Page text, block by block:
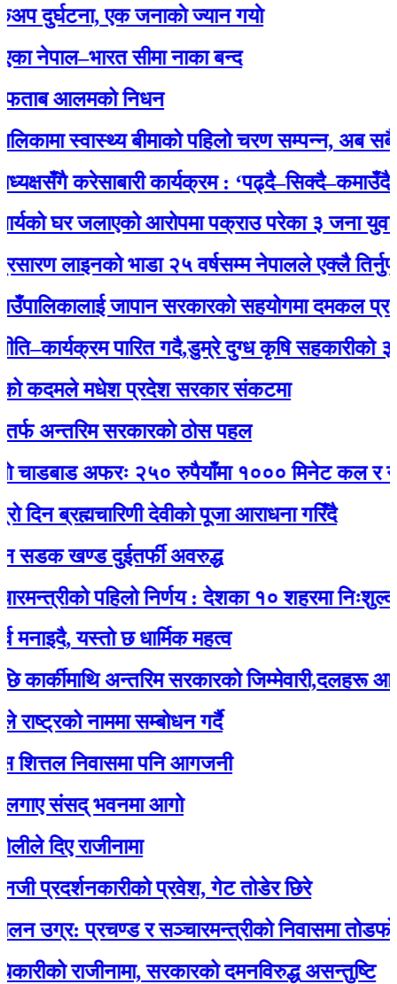
एक जनाकाे ज्यान गयाे
सीमा नाका बन्द
आलमको निधन
स्वास्थ्य बीमाको पहिलो चरण सम्पन्न, अब सबै
करेसाबारी कार्यक्रम : ‘पढ्दै–सिक्दै–कमाउँदै’
घर जलाएको आरोपमा पक्राउ परेका ३ जना
भाडा २५ वर्षसम्म नेपालले एक्‍लै तिर्नुपर्ने’
जापान सरकारको सहयोगमा दमकल प्रदान
पारित गदै,डुम्रे दुग्ध कृषि सहकारीको ३२ औं
मधेश प्रदेश सरकार संकटमा
सरकारको ठोस पहल
अफरः २५० रुपैयाँमा १००० मिनेट कल र नेट
ब्रह्मचारिणी देवीको पूजा आराधना गरिँदै
खण्ड दुईतर्फी अवरुद्ध
पहिलो निर्णय : देशका १० शहरमा निःशुल्क
यस्तो छ धार्मिक महत्व
अन्तरिम सरकारको जिम्मेवारी,दलहरू
नाममा सम्बोधन गर्दै
निवासमा पनि आगजनी
संसद् भवनमा आगो
राजीनामा
प्रवेश, गेट तोडेर छिरे
प्रचण्ड र सञ्चारमन्त्रीको निवासमा तोडफोड र
राजीनामा, सरकारको दमनविरुद्ध असन्तुष्टि